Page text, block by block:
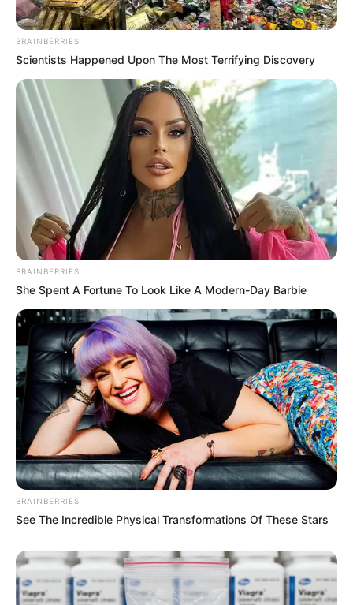
BRAINBERRIES
Scientists Happened Upon The Most Terrifying Discovery
BRAINBERRIES
She Spent A Fortune To Look Like A Modern-Day Barbie
BRAINBERRIES
See The Incredible Physical Transformations Of These Stars